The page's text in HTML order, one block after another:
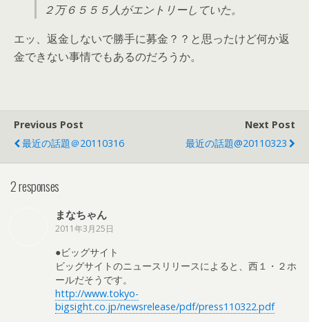
２万６５５５人がエントリーしていた。
エッ、返金しないで勝手に募金？？と思ったけど何か返
金できない事情でもあるのだろうか。
Previous Post
最近の話題＠20110316
Next Post
最近の話題@20110323
2 responses
まなちゃん
2011年3月25日
●ビッグサイト
ビッグサイトのニュースリリースによると、西１・２ホ
ールだそうです。
http://www.tokyo-
bigsight.co.jp/newsrelease/pdf/press110322.pdf